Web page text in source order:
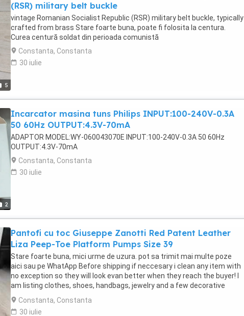
5
(RSR) military belt buckle
vintage Romanian Socialist Republic (RSR) military belt buckle, typically
crafted from brass Stare foarte buna, poate fi folosita la centura.
Curea centură soldat din perioada comunistă
Constanta, Constanta
30 iulie
2
Incarcator masina tuns Philips INPUT:100-240V-0.3A
50 60Hz OUTPUT:4.3V-70mA
ADAPTOR MODEL:WY-060043070E INPUT:100-240V-0.3A 50 60Hz
OUTPUT:4.3V-70mA
Constanta, Constanta
30 iulie
Pantofi cu toc Giuseppe Zanotti Red Patent Leather
Liza Peep-Toe Platform Pumps Size 39
Stare foarte buna, mici urme de uzura. pot sa trimit mai multe poze
aici sau pe WhatApp Before shipping if neccesary i clean any item with
no exception so they will look evan better when they reach the buyer! I
am listing clothes, shoes, handbags, jewelry and a few decorative
accessories from my personal collection. I shop all over the world in
the leading luxury retail stores. Many items are barely used and in
Constanta, Constanta
30 iulie